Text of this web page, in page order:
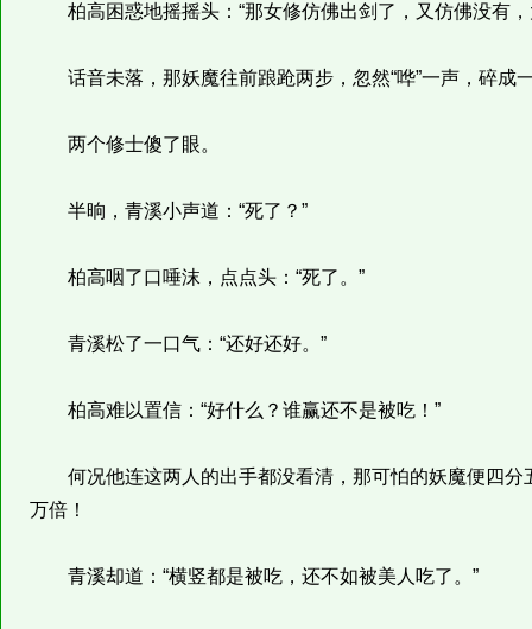
柏高困惑地摇摇头：“那女修仿佛出剑了，又仿佛没有
话音未落，那妖魔往前踉跄两步，忽然“哗”一声，碎成
两个修士傻了眼。
半晌，青溪小声道：“死了？”
柏高咽了口唾沫，点点头：“死了。”
青溪松了一口气：“还好还好。”
柏高难以置信：“好什么？谁赢还不是被吃！”
何况他连这两人的出手都没看清，那可怕的妖魔便四分
万倍！
青溪却道：“横竖都是被吃，还不如被美人吃了。”